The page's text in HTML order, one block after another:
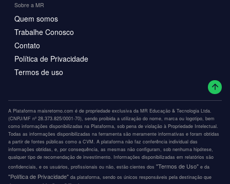
Sobre a MR
Quem somos
Trabalhe Conosco
Contato
Política de Privacidade
Termos de uso
A Plataforma maisretorno.com é de propriedade exclusiva da MR Educação & Tecnologia Ltda.
(CNPJ/MF nº 28.373.825/0001-70), sendo proibida a utilização do nome, marca ou logotipo, bem
como informações disponibilizadas na Plataforma, sob pena de violação à Propriedade Intelectual.
Todas as informações disponibilizadas na ferramenta são meramente informativas e foram obtidas
a partir de fontes públicas como a CVM. A plataforma não faz conferência individual das
informações obtidas, e, por consequência, as mesmas não configuram, sob nenhuma hipótese,
qualquer tipo de recomendação de investimento. Informações disponibilizadas em relatórios são
confidenciais, e os usuários, profissionais ou não, estão cientes dos "Termos de Uso" e da
"Política de Privacidade" da plataforma, sendo os únicos responsáveis pela destinação que